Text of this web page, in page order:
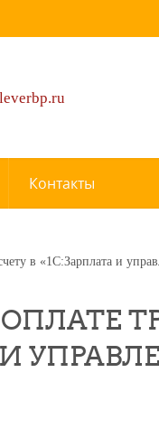
Контакты
в «1С:Зарплата и
И